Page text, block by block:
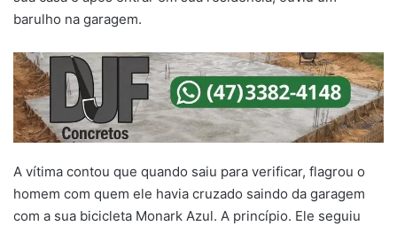
barulho na garagem.
A vítima contou que quando saiu para verificar, flagrou o
homem com quem ele havia cruzado saindo da garagem
com a sua bicicleta Monark Azul. A princípio. Ele seguiu